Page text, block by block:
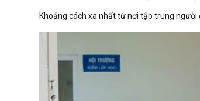
Khoảng cách xa nhất từ nơi tập trung